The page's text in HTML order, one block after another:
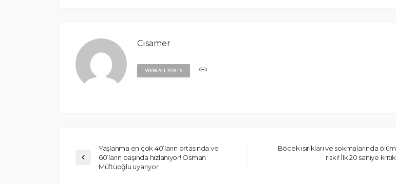
Cisamer
VIEW ALL POSTS
Yaşlanma en çok 40’ların ortasında ve
60’ların başında hızlanıyor! Osman
Müftüoğlu uyarıyor
Böcek ısırıkları ve sokmalarında ölüm
riski! İlk 20 saniye kritik